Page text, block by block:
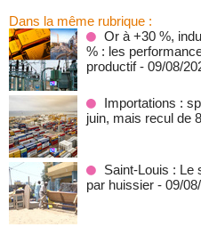
Dans la même rubrique :
Or à +30 %,
% : les
productif - 09/08/
Importations :
juin, mais recul de
Saint-Louis : Le
par huissier - 09/